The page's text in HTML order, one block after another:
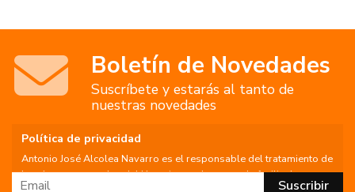
Boletín de Novedades
Suscríbete y estarás al tanto de
nuestras novedades
Política de privacidad
Antonio José Alcolea Navarro es el responsable del tratamiento de
los datos personales del Usuario, por lo que se le facilita la